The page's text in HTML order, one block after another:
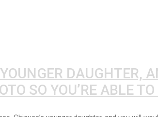
DAUGHTER,
SO YOU’RE ABLE